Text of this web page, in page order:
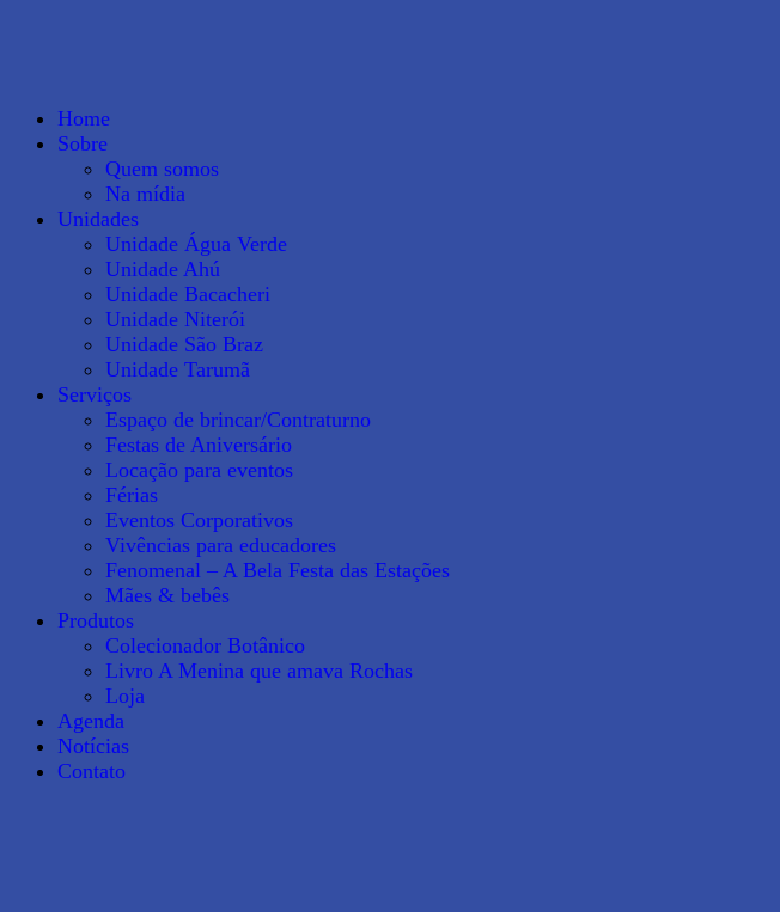
Home
Sobre
Quem somos
Na mídia
Unidades
Unidade Água Verde
Unidade Ahú
Unidade Bacacheri
Unidade Niterói
Unidade São Braz
Unidade Tarumã
Serviços
Espaço de brincar/Contraturno
Festas de Aniversário
Locação para eventos
Férias
Eventos Corporativos
Vivências para educadores
Fenomenal – A Bela Festa das Estações
Mães & bebês
Produtos
Colecionador Botânico
Livro A Menina que amava Rochas
Loja
Agenda
Notícias
Contato